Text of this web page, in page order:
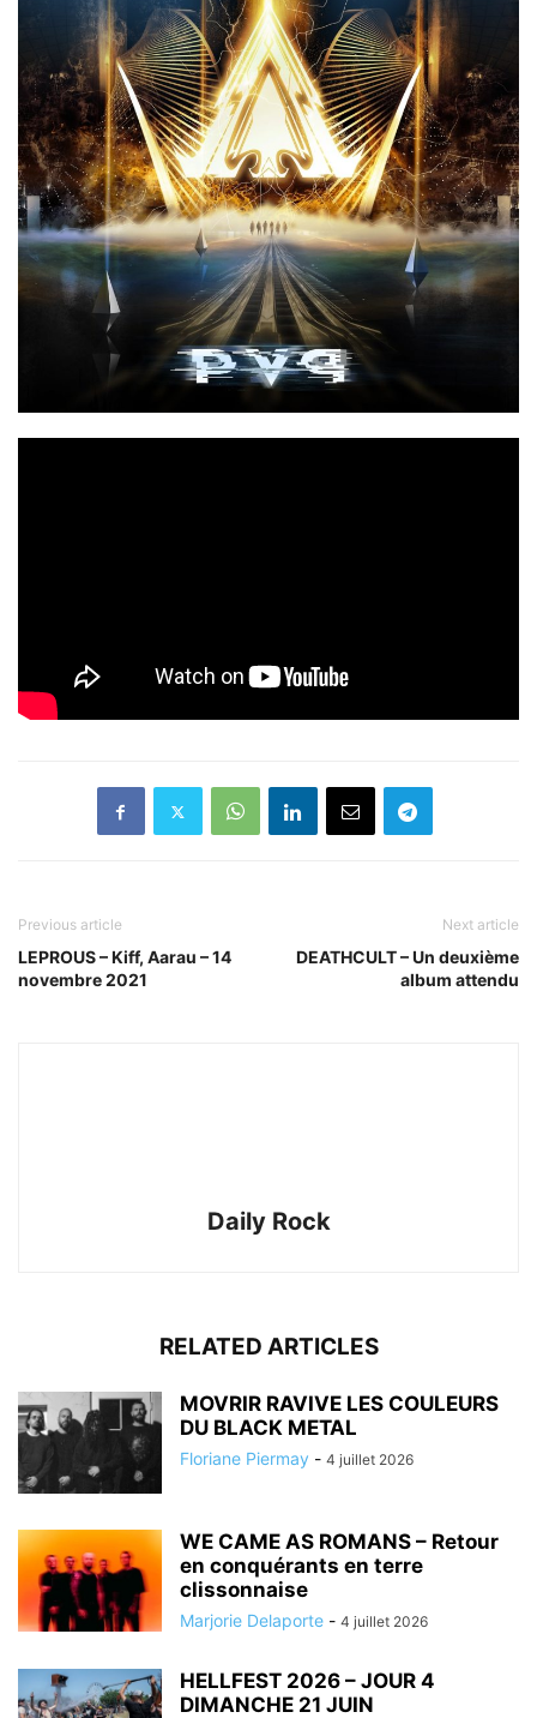
Previous article
LEPROUS – Kiff, Aarau – 14
novembre 2021
Next article
DEATHCULT – Un deuxième
album attendu
Daily Rock
RELATED ARTICLES
MOVRIR RAVIVE LES COULEURS
DU BLACK METAL
Floriane Piermay - 4 juillet 2026
WE CAME AS ROMANS – Retour
en conquérants en terre
clissonnaise
Marjorie Delaporte - 4 juillet 2026
HELLFEST 2026 – JOUR 4
DIMANCHE 21 JUIN